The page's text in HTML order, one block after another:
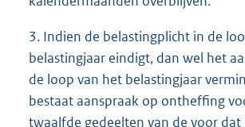
3. Indien de belastingplicht in de
belastingjaar eindigt, dan wel het
de loop van het belastingjaar
bestaat aanspraak op ontheffing
twaalfde gedeelten van de voor dat